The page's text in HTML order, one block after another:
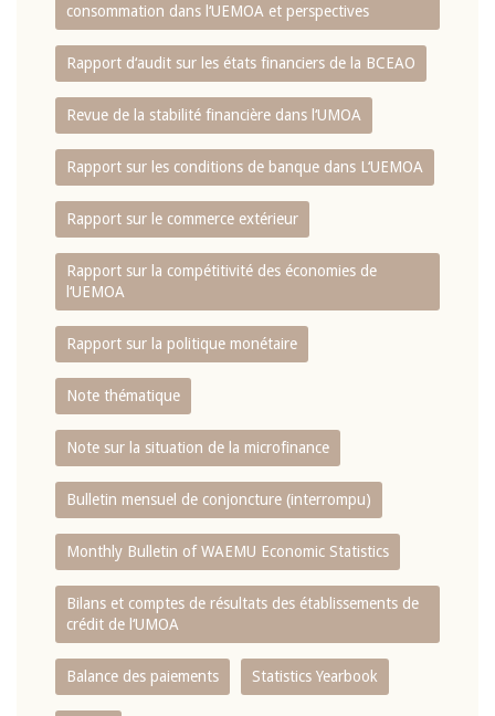
consommation dans l‘UEMOA et perspectives
Rapport d‘audit sur les états financiers de la BCEAO
Revue de la stabilité financière dans l‘UMOA
Rapport sur les conditions de banque dans L‘UEMOA
Rapport sur le commerce extérieur
Rapport sur la compétitivité des économies de
l‘UEMOA
Rapport sur la politique monétaire
Note thématique
Note sur la situation de la microfinance
Bulletin mensuel de conjoncture (interrompu)
Monthly Bulletin of WAEMU Economic Statistics
Bilans et comptes de résultats des établissements de
crédit de l‘UMOA
Balance des paiements Statistics Yearbook